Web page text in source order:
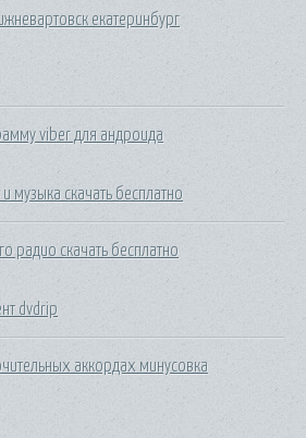
екатеринбург
viber для андроида
музыка скачать бесплатно
радио скачать бесплатно
dvdrip
аккордах минусовка